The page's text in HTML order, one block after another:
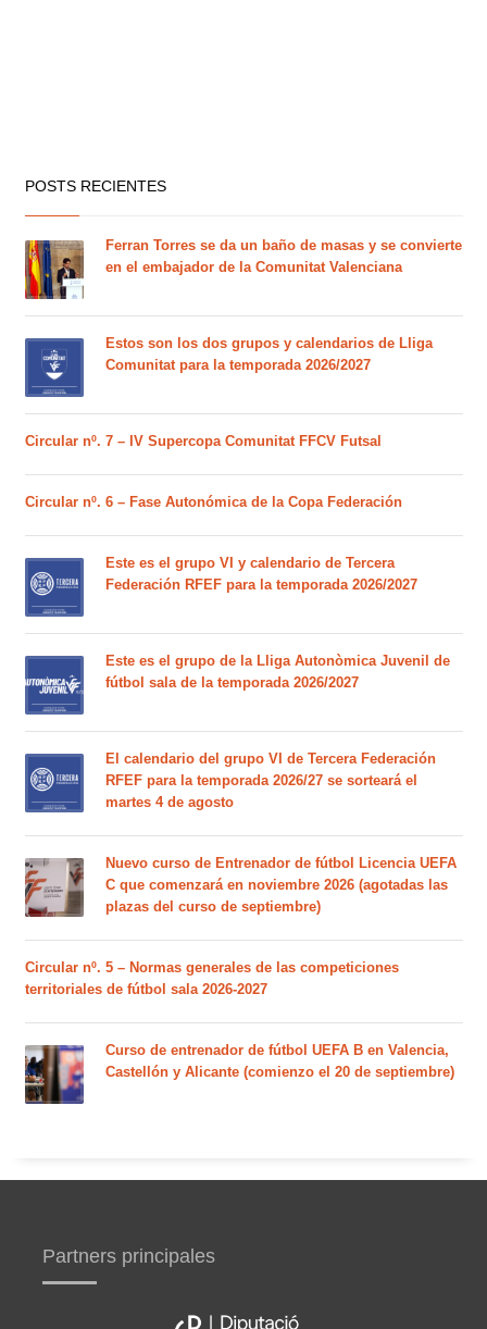
POSTS RECIENTES
Ferran Torres se da un baño de masas y se convierte
en el embajador de la Comunitat Valenciana
Estos son los dos grupos y calendarios de Lliga
Comunitat para la temporada 2026/2027
Circular nº. 7 – IV Supercopa Comunitat FFCV Futsal
Circular nº. 6 – Fase Autonómica de la Copa Federación
Este es el grupo VI y calendario de Tercera
Federación RFEF para la temporada 2026/2027
Este es el grupo de la Lliga Autonòmica Juvenil de
fútbol sala de la temporada 2026/2027
El calendario del grupo VI de Tercera Federación
RFEF para la temporada 2026/27 se sorteará el
martes 4 de agosto
Nuevo curso de Entrenador de fútbol Licencia UEFA
C que comenzará en noviembre 2026 (agotadas las
plazas del curso de septiembre)
Circular nº. 5 – Normas generales de las competiciones
territoriales de fútbol sala 2026-2027
Curso de entrenador de fútbol UEFA B en Valencia,
Castellón y Alicante (comienzo el 20 de septiembre)
Partners principales